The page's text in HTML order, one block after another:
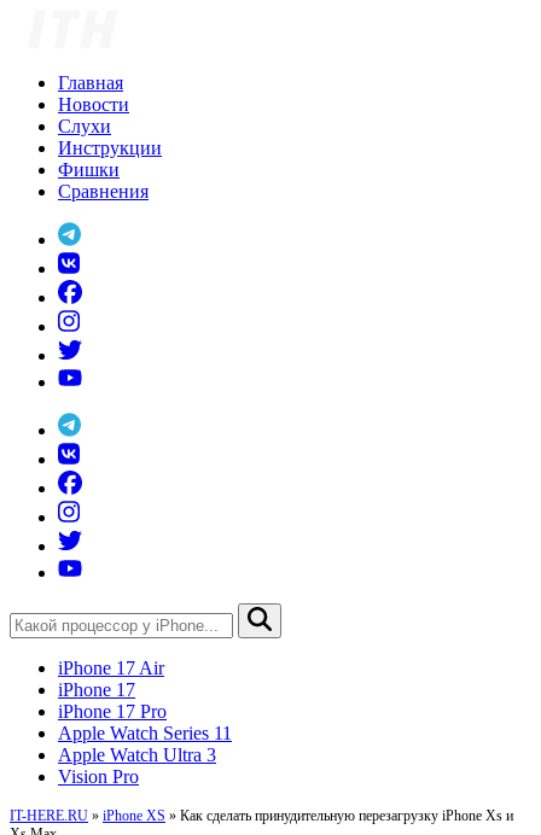
Главная
Новости
Слухи
Инструкции
Фишки
Сравнения
iPhone 17 Air
iPhone 17
iPhone 17 Pro
Apple Watch Series 11
Apple Watch Ultra 3
Vision Pro
IT-HERE.RU » iPhone XS » Как сделать принудительную перезагрузку iPhone Xs и